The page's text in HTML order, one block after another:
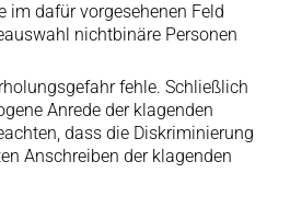
im dafür vorgesehenen Feld
nichtbinäre Personen
fehle. Schließlich
Anrede der klagenden
dass die Diskriminierung
Anschreiben der klagenden